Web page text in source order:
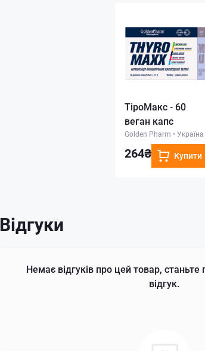
ТіроМакс - 60
веган капс
Golden Pharm • Україна
264₴ Купити
Відгуки
Немає відгуків про цей товар,
відгук.